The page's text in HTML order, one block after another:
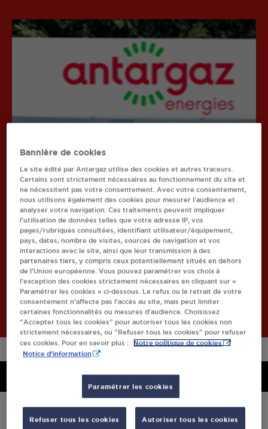
45, RUE DU PRINTEMPS
NO 95 80201 40 4A 02
67150ERSTEIN
AFFICHER LE TÉLÉPHONE
Recherchez un autre revendeur
Retourner à l'accueil
Bannière de cookies
Le site édité par Antargaz utilise des cookies et autres traceurs.
Certains sont strictement nécessaires au fonctionnement du site et
ne nécessitent pas votre consentement. Avec votre consentement,
nous utilisons également des cookies pour mesurer l’audience et
analyser votre navigation. Ces traitements peuvent impliquer
l’utilisation de données telles que votre adresse IP, vos
pages/rubriques consultées, identifiant utilisateur/équipement,
pays, dates, nombre de visites, sources de navigation et vos
interactions avec le site, ainsi que leur transmission à des
partenaires tiers, y compris ceux potentiellement situés en dehors
de l’Union européenne. Vous pouvez paramétrer vos choix à
l’exception des cookies strictement nécessaires en cliquant sur «
Paramétrer les cookies » ci-dessous. Le refus ou le retrait de votre
consentement n’affecte pas l’accès au site, mais peut limiter
certaines fonctionnalités ou mesures d’audience. Choisissez
“Accepter tous les cookies” pour autoriser tous les cookies non
strictement nécessaires, ou “Refuser tous les cookies” pour refuser
ces cookies. Pour en savoir plus :
Notre politique de cookies
Notice d'information
Paramétrer les cookies
Refuser tous les cookies Autoriser tous les cookies